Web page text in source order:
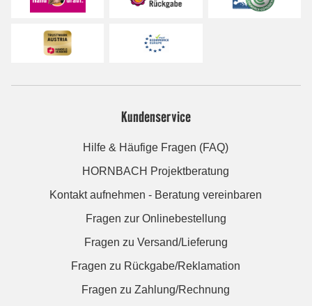
Kundenservice
Hilfe & Häufige Fragen (FAQ)
HORNBACH Projektberatung
Kontakt aufnehmen - Beratung vereinbaren
Fragen zur Onlinebestellung
Fragen zu Versand/Lieferung
Fragen zu Rückgabe/Reklamation
Fragen zu Zahlung/Rechnung